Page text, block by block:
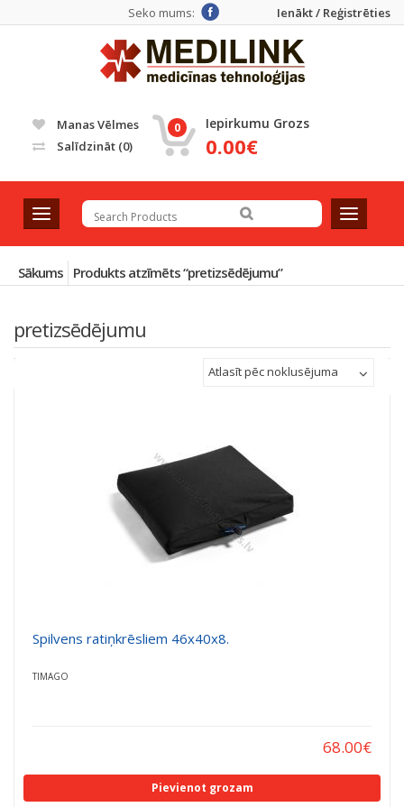
Ienākt / Reģistrēties
Seko mums:
Manas Vēlmes
Salīdzināt (0)
0 Iepirkumu Grozs
0.00€
T
o
g
g
l
n
a
T
o
g
l
a
Sākums Produkts atzīmēts “pretizsēdējumu”
pretizsēdējumu
Atlasīt pēc noklusējuma
Spilvens ratiņkrēsliem 46x40x8.
TIMAGO
68.00€
Pievienot grozam